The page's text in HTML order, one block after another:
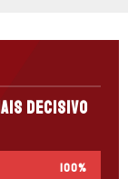
decisivo
100%